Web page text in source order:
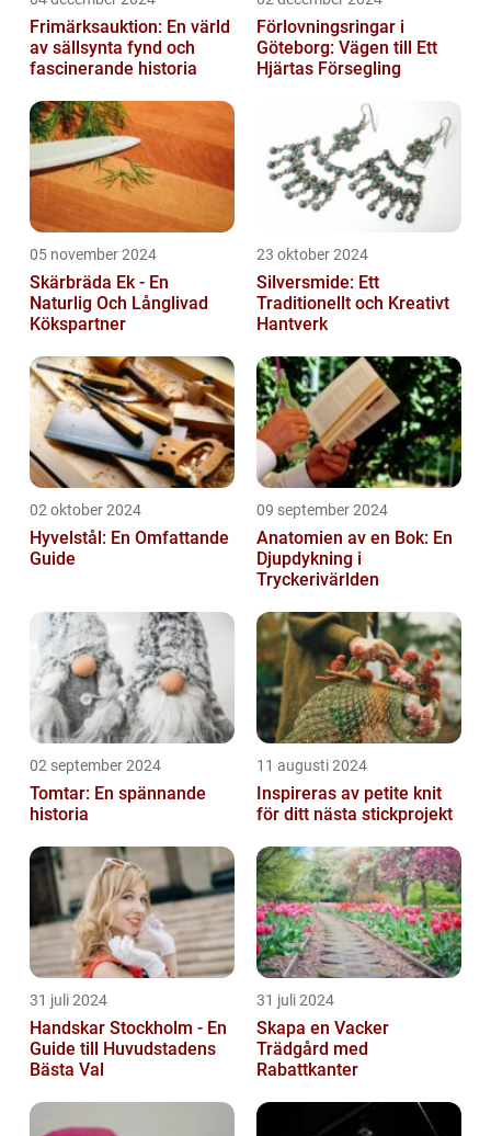
Frimärksauktion: En värld
av sällsynta fynd och
fascinerande historia
Förlovningsringar i
Göteborg: Vägen till Ett
Hjärtas Försegling
05 november 2024
Skärbräda Ek - En
Naturlig Och Långlivad
Kökspartner
23 oktober 2024
Silversmide: Ett
Traditionellt och Kreativt
Hantverk
02 oktober 2024
Hyvelstål: En Omfattande
Guide
09 september 2024
Anatomien av en Bok: En
Djupdykning i
Tryckerivärlden
02 september 2024
Tomtar: En spännande
historia
11 augusti 2024
Inspireras av petite knit
för ditt nästa stickprojekt
31 juli 2024
Handskar Stockholm - En
Guide till Huvudstadens
Bästa Val
31 juli 2024
Skapa en Vacker
Trädgård med
Rabattkanter